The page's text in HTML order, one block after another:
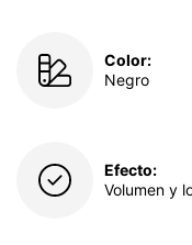
Color:
Negro
Efecto:
Volumen y